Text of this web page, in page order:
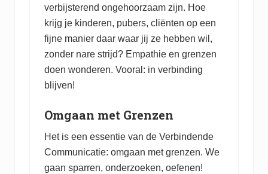
verbijsterend ongehoorzaam zijn. Hoe
krijg je kinderen, pubers, cliënten op een
fijne manier daar waar jij ze hebben wil,
zonder nare strijd? Empathie en grenzen
doen wonderen. Vooral: in verbinding
blijven!
Omgaan met Grenzen
Het is een essentie van de Verbindende
Communicatie: omgaan met grenzen. We
gaan sparren, onderzoeken, oefenen!